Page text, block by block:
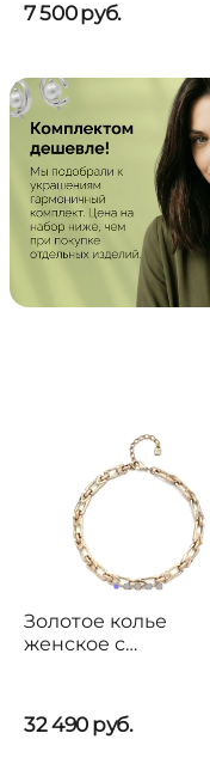
7 500руб.
Золотое колье
женское с
Splendid
32 490 руб.